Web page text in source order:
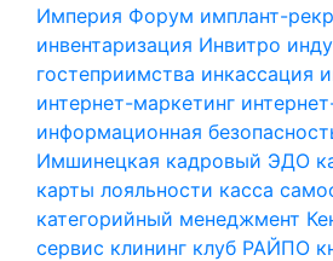
Империя Форум имплант-
инвентаризация Инвитро
гостеприимства инкассация
интернет-маркетинг
информационная
Имшинецкая кадровый ЭДО
карты лояльности касса
категорийный менеджмент
сервис клининг клуб РАЙПО